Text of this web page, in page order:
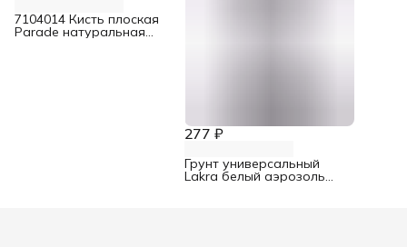
7104014 Кисть плоская
Parade натуральная
277 ₽
Грунт универсальный
Lakra белый аэрозоль